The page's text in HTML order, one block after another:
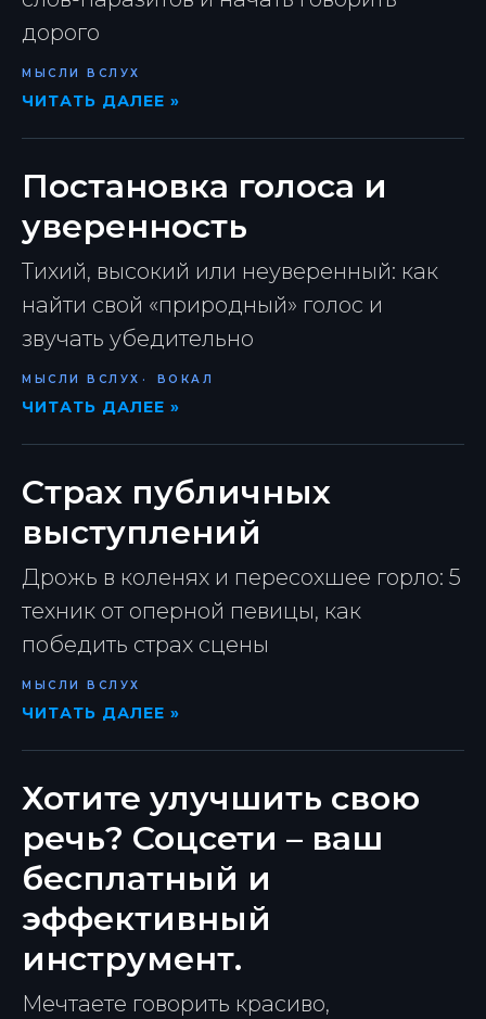
дорого
МЫСЛИ ВСЛУХ
ЧИТАТЬ ДАЛЕЕ »
Постановка голоса и
уверенность
Тихий, высокий или неуверенный: как
найти свой «природный» голос и
звучать убедительно
МЫСЛИ ВСЛУХ ВОКАЛ
ЧИТАТЬ ДАЛЕЕ »
Страх публичных
выступлений
Дрожь в коленях и пересохшее горло: 5
техник от оперной певицы, как
победить страх сцены
МЫСЛИ ВСЛУХ
ЧИТАТЬ ДАЛЕЕ »
Хотите улучшить свою
речь? Соцсети – ваш
бесплатный и
эффективный
инструмент.
Мечтаете говорить красиво,